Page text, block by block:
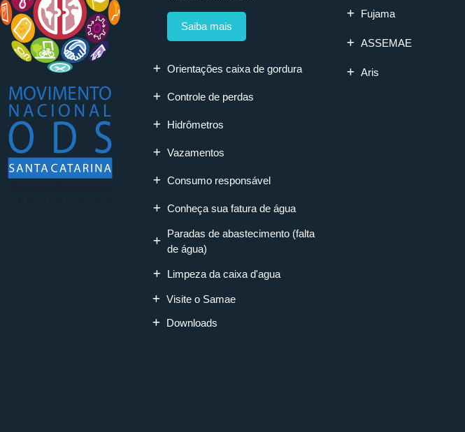
Saiba mais
Orientações caixa de gordura
Controle de perdas
Hidrômetros
Vazamentos
Consumo responsável
Conheça sua fatura de água
Paradas de abastecimento (falta
de água)
Limpeza da caixa d'agua
Visite o Samae
Downloads
Fujama
ASSEMAE
Aris